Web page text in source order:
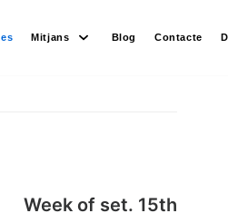
Mitjans Blog Contacte
Week of set. 15th